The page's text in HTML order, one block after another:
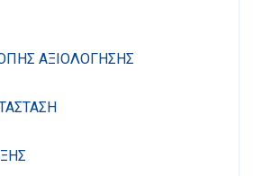
ΑΞΙΟΛΟΓΗΣΗΣ